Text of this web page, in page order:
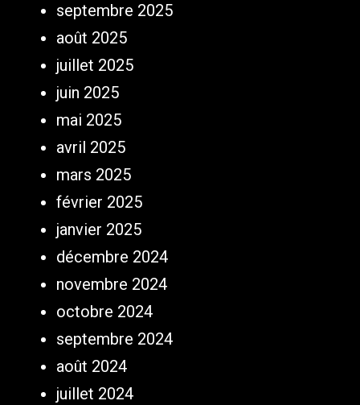
septembre 2025
août 2025
juillet 2025
juin 2025
mai 2025
avril 2025
mars 2025
février 2025
janvier 2025
décembre 2024
novembre 2024
octobre 2024
septembre 2024
août 2024
juillet 2024